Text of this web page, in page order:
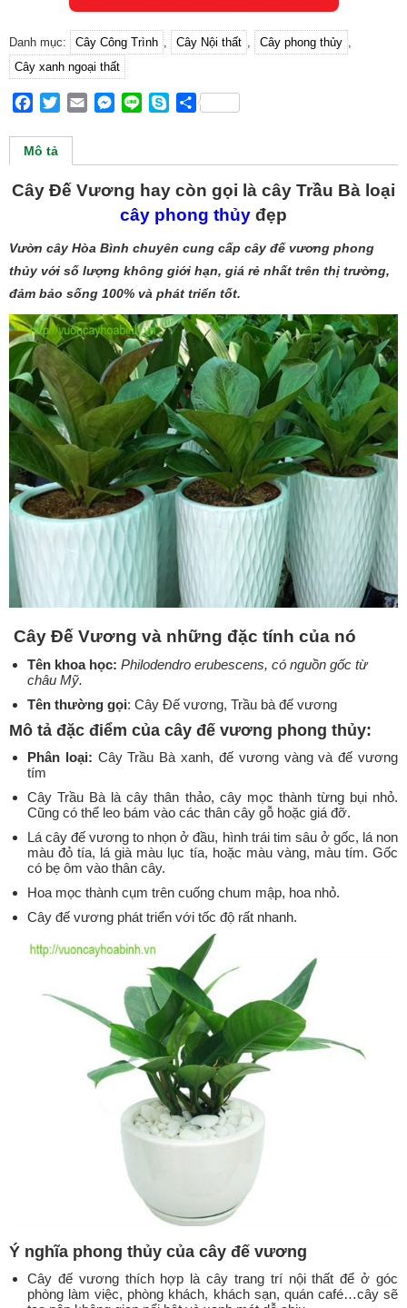
Danh mục: Cây Công Trình , Cây Nội thất , Cây phong thủy ,
Cây xanh ngoại thất
Facebook
TwitterEmailMessenger
Line SkypeShare
Mô tả
Cây Đế Vương hay còn gọi là cây Trầu Bà loại
cây phong thủy đẹp
Vườn cây Hòa Bình chuyên cung cấp cây đế vương phong
thủy với số lượng không giới hạn, giá rẻ nhất trên thị trường,
đảm bảo sống 100% và phát triển tốt.
Cây Đế Vương và những đặc tính của nó
Tên khoa học: Philodendro erubescens, có nguồn gốc từ
châu Mỹ.
Tên thường gọi: Cây Đế vương, Trầu bà đế vương
Mô tả đặc điểm của cây đế vương phong thủy:
Phân loại: Cây Trầu Bà xanh, đế vương vàng và đế vương
tím
Cây Trầu Bà là cây thân thảo, cây mọc thành từng bụi nhỏ.
Cũng có thể leo bám vào các thân cây gỗ hoặc giá đỡ.
Lá cây đế vương to nhọn ở đầu, hình trái tim sâu ở gốc, lá non
màu đỏ tía, lá già màu lục tía, hoặc màu vàng, màu tím. Gốc
có bẹ ôm vào thân cây.
Hoa mọc thành cụm trên cuống chum mập, hoa nhỏ.
Cây đế vương phát triển với tốc độ rất nhanh.
Ý nghĩa phong thủy của cây đế vương
Cây đế vương thích hợp là cây trang trí nội thất để ở góc
phòng làm việc, phòng khách, khách sạn, quán café…cây sẽ